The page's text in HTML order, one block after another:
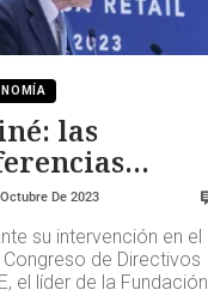
las
afectan
clima de los
De 2023
su intervención en el
de Directivos
el líder de la Fundación